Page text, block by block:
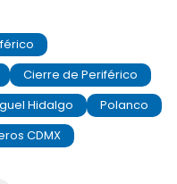
Cierre de Periférico
Hidalgo
Polanco
CDMX